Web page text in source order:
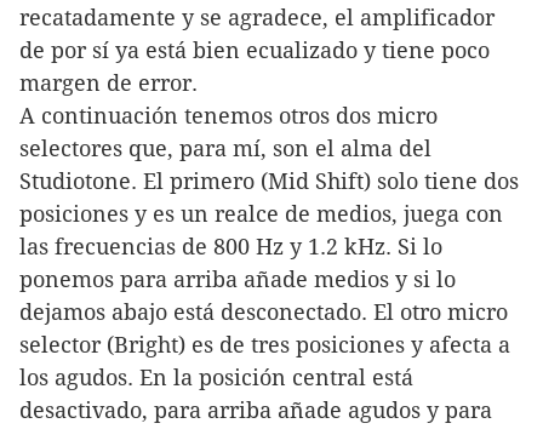
recatadamente y se agradece, el amplificador
de por sí ya está bien ecualizado y tiene poco
margen de error.
A continuación tenemos otros dos micro
selectores que, para mí, son el alma del
Studiotone. El primero (Mid Shift) solo tiene dos
posiciones y es un realce de medios, juega con
las frecuencias de 800 Hz y 1.2 kHz. Si lo
ponemos para arriba añade medios y si lo
dejamos abajo está desconectado. El otro micro
selector (Bright) es de tres posiciones y afecta a
los agudos. En la posición central está
desactivado, para arriba añade agudos y para